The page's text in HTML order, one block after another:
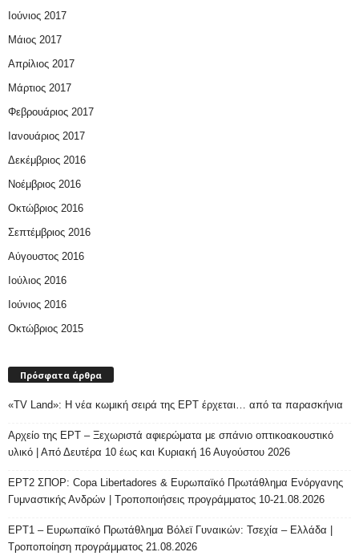
Ιούνιος 2017
Μάιος 2017
Απρίλιος 2017
Μάρτιος 2017
Φεβρουάριος 2017
Ιανουάριος 2017
Δεκέμβριος 2016
Νοέμβριος 2016
Οκτώβριος 2016
Σεπτέμβριος 2016
Αύγουστος 2016
Ιούλιος 2016
Ιούνιος 2016
Οκτώβριος 2015
Πρόσφατα άρθρα
«TV Land»: Η νέα κωμική σειρά της ΕΡΤ έρχεται… από τα παρασκήνια
Αρχείο της ΕΡΤ – Ξεχωριστά αφιερώματα με σπάνιο οπτικοακουστικό
υλικό | Από Δευτέρα 10 έως και Κυριακή 16 Αυγούστου 2026
ΕΡΤ2 ΣΠΟΡ: Copa Libertadores & Ευρωπαϊκό Πρωτάθλημα Ενόργανης
Γυμναστικής Ανδρών | Τροποποιήσεις προγράμματος 10-21.08.2026
ΕΡΤ1 – Ευρωπαϊκό Πρωτάθλημα Βόλεϊ Γυναικών: Τσεχία – Ελλάδα |
Τροποποίηση προγράμματος 21.08.2026